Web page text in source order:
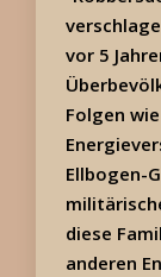
vor 5
Folgen
Ellbogen-
diese
anderen